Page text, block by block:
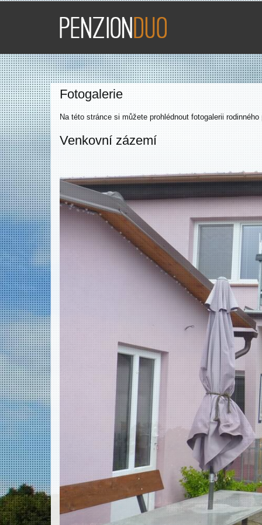
Fotogalerie
Na této stránce si můžete prohlédnout fotogalerii
Venkovní zázemí